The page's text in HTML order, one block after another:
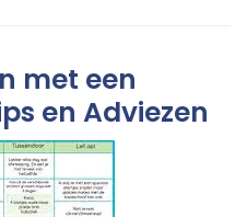
met een
en Adviezen